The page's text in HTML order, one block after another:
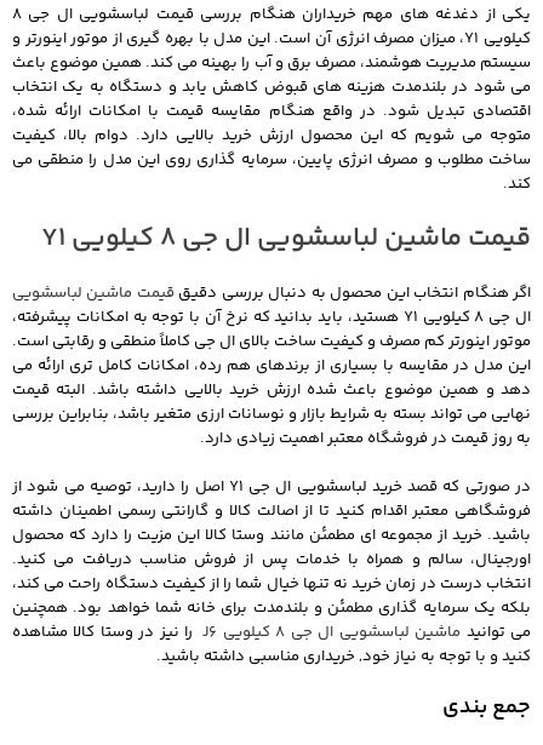
یکی از دغدغه های مهم خریداران هنگام بررسی قیمت لباسشویی ال جی 8
کیلویی Y1، میزان مصرف انرژی آن است. این مدل با بهره گیری از موتور اینورتر و
سیستم مدیریت هوشمند، مصرف برق و آب را بهینه می کند. همین موضوع باعث
می شود در بلندمدت هزینه های قبوض کاهش یابد و دستگاه به یک انتخاب
اقتصادی تبدیل شود. در واقع هنگام مقایسه قیمت با امکانات ارائه شده،
متوجه می شویم که این محصول ارزش خرید بالایی دارد. دوام بالا، کیفیت
ساخت مطلوب و مصرف انرژی پایین، سرمایه گذاری روی این مدل را منطقی می
کند.
قیمت ماشین لباسشویی ال جی 8 کیلویی Y1
اگر هنگام انتخاب این محصول به دنبال بررسی دقیق قیمت ماشین لباسشویی
ال جی 8 کیلویی Y1 هستید، باید بدانید که نرخ آن با توجه به امکانات پیشرفته،
موتور اینورتر کم مصرف و کیفیت ساخت بالای ال جی کاملاً منطقی و رقابتی است.
این مدل در مقایسه با بسیاری از برندهای هم رده، امکانات کامل تری ارائه می
دهد و همین موضوع باعث شده ارزش خرید بالایی داشته باشد. البته قیمت
نهایی می تواند بسته به شرایط بازار و نوسانات ارزی متغیر باشد، بنابراین بررسی
به روز قیمت در فروشگاه معتبر اهمیت زیادی دارد.
در صورتی که قصد خرید لباسشویی ال جی Y1 اصل را دارید، توصیه می شود از
فروشگاهی معتبر اقدام کنید تا از اصالت کالا و گارانتی رسمی اطمینان داشته
باشید. خرید از مجموعه ای مطمئن مانند وستا کالا این مزیت را دارد که محصول
اورجینال، سالم و همراه با خدمات پس از فروش مناسب دریافت می کنید.
انتخاب درست در زمان خرید نه تنها خیال شما را از کیفیت دستگاه راحت می کند،
بلکه یک سرمایه گذاری مطمئن و بلندمدت برای خانه شما خواهد بود. همچنین
می توانید ماشین لباسشویی ال جی 8 کیلویی J6
را نیز در وستا کالا مشاهده
کنید و با توجه به نیاز خود, خریداری مناسبی داشته باشید.
جمع بندی